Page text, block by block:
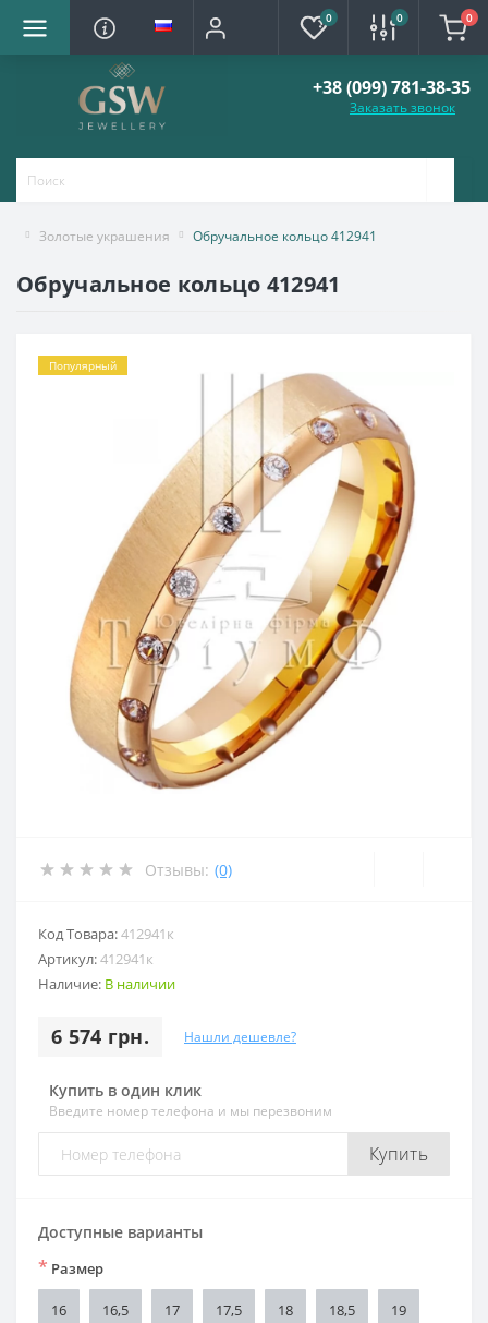
0 0 0
+38 (099) 781-38-35
Заказать звонок
Золотые украшения Обручальное кольцо 412941
Обручальное кольцо 412941
Популярный
Отзывы: (0)
Код Товара:412941к
Артикул:412941к
Наличие: В наличии
6 574 грн. Нашли дешевле?
Купить в один клик
Введите номер телефона и мы перезвоним
Купить
Доступные варианты
* Размер
16 16,5 17 17,5 18 18,5 19